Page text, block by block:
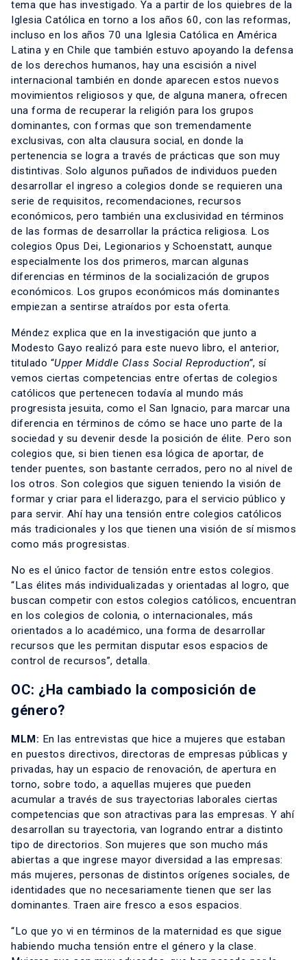
tema que has investigado. Ya a partir de los quiebres de la
Iglesia Católica en torno a los años 60, con las reformas,
incluso en los años 70 una Iglesia Católica en América
Latina y en Chile que también estuvo apoyando la defensa
de los derechos humanos, hay una escisión a nivel
internacional también en donde aparecen estos nuevos
movimientos religiosos y que, de alguna manera, ofrecen
una forma de recuperar la religión para los grupos
dominantes, con formas que son tremendamente
exclusivas, con alta clausura social, en donde la
pertenencia se logra a través de prácticas que son muy
distintivas. Solo algunos puñados de individuos pueden
desarrollar el ingreso a colegios donde se requieren una
serie de requisitos, recomendaciones, recursos
económicos, pero también una exclusividad en términos
de las formas de desarrollar la práctica religiosa. Los
colegios Opus Dei, Legionarios y Schoenstatt, aunque
especialmente los dos primeros, marcan algunas
diferencias en términos de la socialización de grupos
económicos. Los grupos económicos más dominantes
empiezan a sentirse atraídos por esta oferta.
Méndez explica que en la investigación que junto a
Modesto Gayo realizó para este nuevo libro, el anterior,
titulado “Upper Middle Class Social Reproduction”, sí
vemos ciertas competencias entre ofertas de colegios
católicos que pertenecen todavía al mundo más
progresista jesuita, como el San Ignacio, para marcar una
diferencia en términos de cómo se hace uno parte de la
sociedad y su devenir desde la posición de élite. Pero son
colegios que, si bien tienen esa lógica de aportar, de
tender puentes, son bastante cerrados, pero no al nivel de
los otros. Son colegios que siguen teniendo la visión de
formar y criar para el liderazgo, para el servicio público y
para servir. Ahí hay una tensión entre colegios católicos
más tradicionales y los que tienen una visión de sí mismos
como más progresistas.
No es el único factor de tensión entre estos colegios.
“Las élites más individualizadas y orientadas al logro, que
buscan competir con estos colegios católicos, encuentran
en los colegios de colonia, o internacionales, más
orientados a lo académico, una forma de desarrollar
recursos que les permitan disputar esos espacios de
control de recursos”, detalla.
OC: ¿Ha cambiado la composición de
género?
MLM: En las entrevistas que hice a mujeres que estaban
en puestos directivos, directoras de empresas públicas y
privadas, hay un espacio de renovación, de apertura en
torno, sobre todo, a aquellas mujeres que pueden
acumular a través de sus trayectorias laborales ciertas
competencias que son atractivas para las empresas. Y ahí
desarrollan su trayectoria, van logrando entrar a distinto
tipo de directorios. Son mujeres que son mucho más
abiertas a que ingrese mayor diversidad a las empresas:
más mujeres, personas de distintos orígenes sociales, de
identidades que no necesariamente tienen que ser las
dominantes. Traen aire fresco a esos espacios.
“Lo que yo vi en términos de la maternidad es que sigue
habiendo mucha tensión entre el género y la clase.